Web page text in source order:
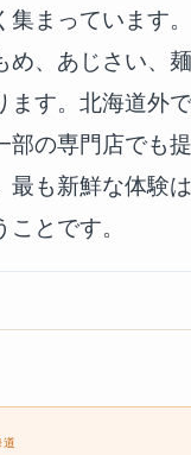
集まっています
め、あじさい、
ます。北海道外
部の専門店でも
最も新鮮な体験
ことです。